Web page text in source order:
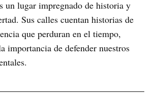
un lugar impregnado de historia y
Sus calles cuentan historias de
que perduran en el tiempo,
importancia de defender nuestros